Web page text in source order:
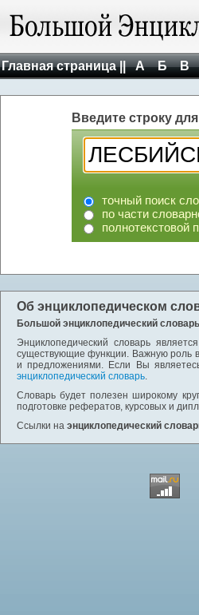
Главная страница || А Б В
Введите строку
точный поиск
по части
полнотекстовой
Об энциклопедическом
Большой энциклопедический словарь
Энциклопедический словарь
существующие функции. Важную роль
и предложениями. Если Вы
энциклопедический словарь.
Словарь будет полезен широкому
подготовке рефератов, курсовых и
Ссылки на энциклопедический